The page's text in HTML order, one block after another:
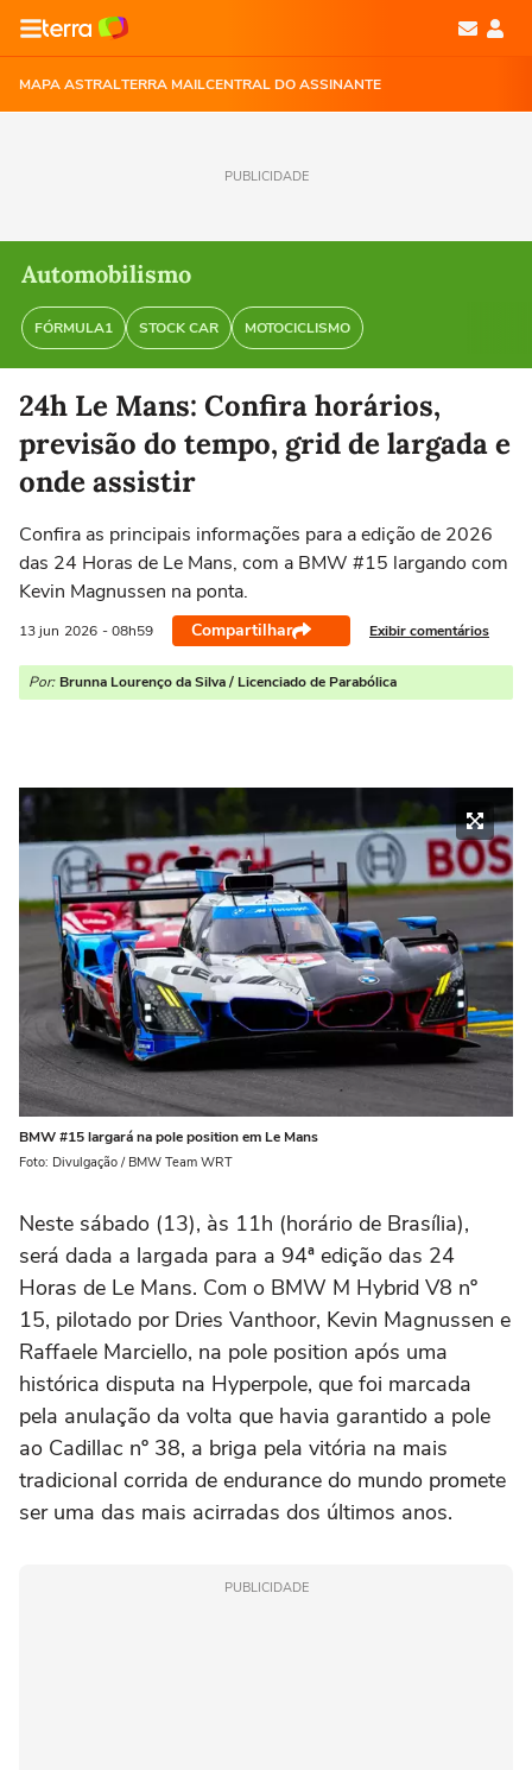
MAPA ASTRALTERRA MAILCENTRAL DO ASSINANTE
PUBLICIDADE
Automobilismo
FÓRMULA1 STOCK CAR MOTOCICLISMO
24h Le Mans: Confira horários,
previsão do tempo, grid de largada e
onde assistir
Confira as principais informações para a edição de 2026
das 24 Horas de Le Mans, com a BMW #15 largando com
Kevin Magnussen na ponta.
13 jun 2026 - 08h59 Compartilhar Exibir comentários
Por: Brunna Lourenço da Silva / Licenciado de Parabólica
BMW #15 largará na pole position em Le Mans
Foto: Divulgação / BMW Team WRT
Neste sábado (13), às 11h (horário de Brasília),
será dada a largada para a 94ª edição das 24
Horas de Le Mans. Com o BMW M Hybrid V8 nº
15, pilotado por Dries Vanthoor, Kevin Magnussen e
Raffaele Marciello, na pole position após uma
histórica disputa na Hyperpole, que foi marcada
pela anulação da volta que havia garantido a pole
ao Cadillac nº 38, a briga pela vitória na mais
tradicional corrida de endurance do mundo promete
ser uma das mais acirradas dos últimos anos.
PUBLICIDADE